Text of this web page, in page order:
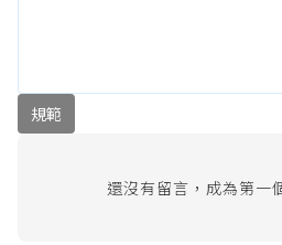
規範
還沒有留言，成為第一